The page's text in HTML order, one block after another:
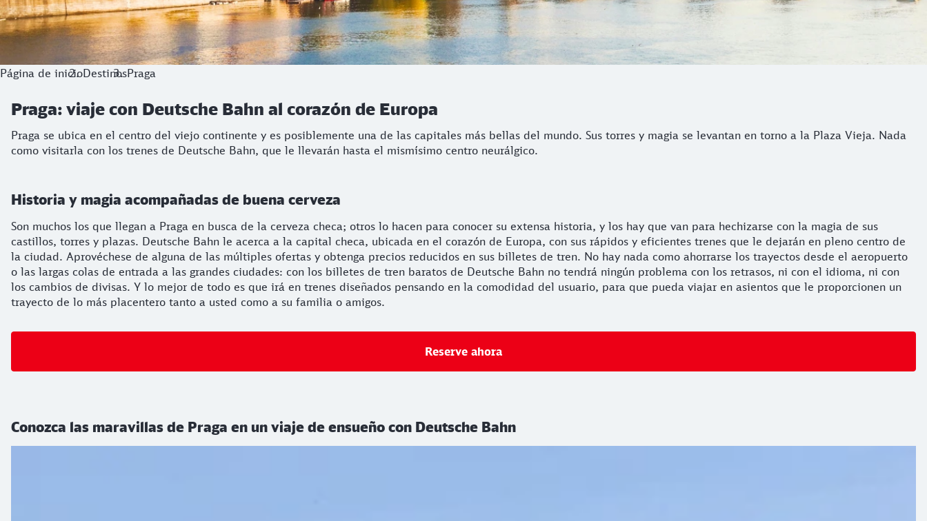
Página de inicioDestinosPraga
Praga: viaje con Deutsche Bahn al corazón de Europa
Praga se ubica en el centro del viejo continente y es posiblemente una de las capitales más bellas del mundo. Sus torres y magia se levantan en torno a la Plaza Vieja. Nada
como visitarla con los trenes de Deutsche Bahn, que le llevarán hasta el mismísimo centro neurálgico.
Historia y magia acompañadas de buena cerveza
Son muchos los que llegan a Praga en busca de la cerveza checa; otros lo hacen para conocer su extensa historia, y los hay que van para hechizarse con la magia de sus
castillos, torres y plazas. Deutsche Bahn le acerca a la capital checa, ubicada en el corazón de Europa, con sus rápidos y eficientes trenes que le dejarán en pleno centro de
la ciudad. Aprovéchese de alguna de las múltiples ofertas y obtenga precios reducidos en sus billetes de tren. No hay nada como ahorrarse los trayectos desde el aeropuerto
o las largas colas de entrada a las grandes ciudades: con los billetes de tren baratos de Deutsche Bahn no tendrá ningún problema con los retrasos, ni con el idioma, ni con
los cambios de divisas. Y lo mejor de todo es que irá en trenes diseñados pensando en la comodidad del usuario, para que pueda viajar en asientos que le proporcionen un
trayecto de lo más placentero tanto a usted como a su familia o amigos.
Reserve ahora
Conozca las maravillas de Praga en un viaje de ensueño con Deutsche Bahn